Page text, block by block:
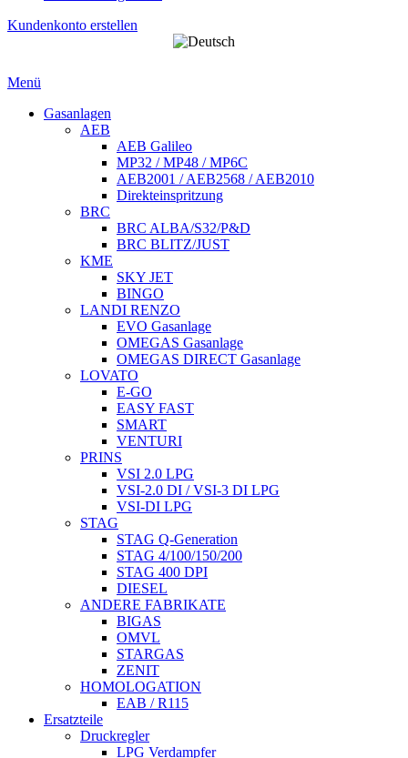
Kundenkonto erstellen
Menü
Gasanlagen
AEB
AEB Galileo
MP32 / MP48 / MP6C
AEB2001 / AEB2568 / AEB2010
Direkteinspritzung
BRC
BRC ALBA/S32/P&D
BRC BLITZ/JUST
KME
SKY JET
BINGO
LANDI RENZO
EVO Gasanlage
OMEGAS Gasanlage
OMEGAS DIRECT Gasanlage
LOVATO
E-GO
EASY FAST
SMART
VENTURI
PRINS
VSI 2.0 LPG
VSI-2.0 DI / VSI-3 DI LPG
VSI-DI LPG
STAG
STAG Q-Generation
STAG 4/100/150/200
STAG 400 DPI
DIESEL
ANDERE FABRIKATE
BIGAS
OMVL
STARGAS
ZENIT
HOMOLOGATION
EAB / R115
Ersatzteile
Druckregler
LPG Verdampfer